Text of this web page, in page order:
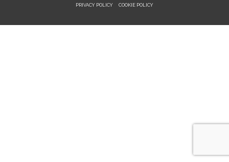
PRIVACY POLICY
COOKIE POLICY